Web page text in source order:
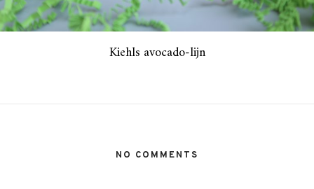
Kiehls avocado-lijn
NO COMMENTS